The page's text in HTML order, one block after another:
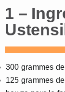
1 –
300 grammes
125 grammes